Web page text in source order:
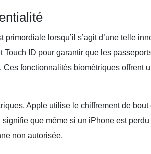
primordiale lorsqu’il s’agit d’une telle
Touch ID pour garantir que les
Ces fonctionnalités biométriques offrent
Apple utilise le chiffrement de
signifie que même si un iPhone est
non autorisée.